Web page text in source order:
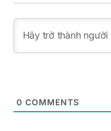
0 COMMENTS